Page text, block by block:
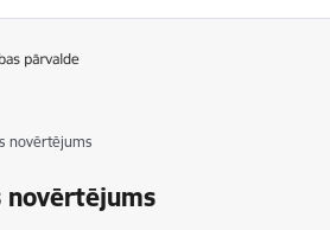
novērtējums
novērtējums